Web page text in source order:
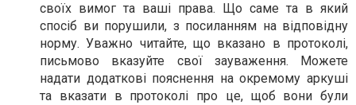
своїх вимог та ваші права. Що саме та в який
спосіб ви порушили, з посиланням на відповідну
норму. Уважно читайте, що вказано в протоколі,
письмово вказуйте свої зауваження. Можете
надати додаткові пояснення на окремому аркуші
та вказати в протоколі про це, щоб вони були